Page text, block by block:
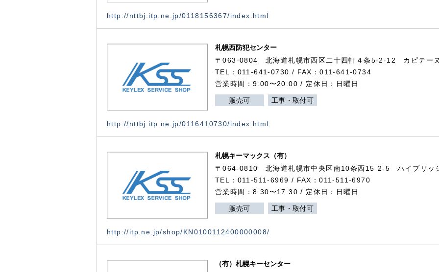
http://nttbj.itp.ne.jp/0118156367/index.html
札幌西防犯センター
〒063-0804 北海道札幌市西区二十四軒４条5-2-12 カピテー
TEL：011-641-0730 / FAX：011-641-0734
営業時間：9:00〜20:00 / 定休日：日曜日
販売可 工事・取付可
http://nttbj.itp.ne.jp/0116410730/index.html
札幌キーマックス（有）
〒064-0810 北海道札幌市中央区南10条西15-2-5 ハイブリッ
TEL：011-511-6969 / FAX：011-511-6970
営業時間：8:30〜17:30 / 定休日：日曜日
販売可 工事・取付可
http://itp.ne.jp/shop/KN0100112400000008/
（有）札幌キーセンター